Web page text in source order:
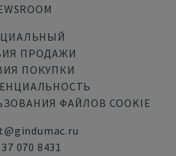
ПРОДАЖИ
ПОКУПКИ
ФАЙЛОВ COOKIE
070 8431